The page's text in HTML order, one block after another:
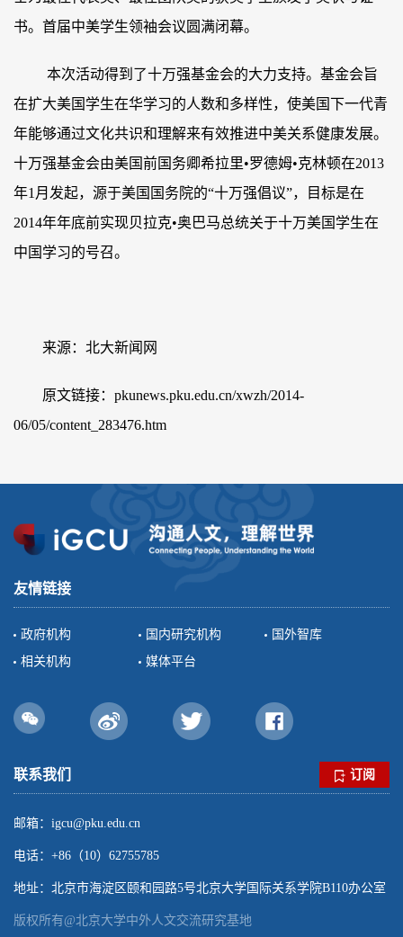
书。首届中美学生领袖会议圆满闭幕。
本次活动得到了十万强基金会的大力支持。基金会旨
在扩大美国学生在华学习的人数和多样性，使美国下一代青
年能够通过文化共识和理解来有效推进中美关系健康发展。
十万强基金会由美国前国务卿希拉里•罗德姆•克林顿在2013
年1月发起，源于美国国务院的“十万强倡议”，目标是在
2014年年底前实现贝拉克•奥巴马总统关于十万美国学生在
中国学习的号召。
来源：北大新闻网
原文链接：pkunews.pku.edu.cn/xwzh/2014-
06/05/content_283476.htm
友情链接
政府机构 国内研究机构
国外智库
相关机构
媒体平台
联系我们 订阅
邮箱：igcu@pku.edu.cn
电话：+86（10）62755785
地址：北京市海淀区颐和园路5号北京大学国际关系学院B110办公室
版权所有@北京大学中外人文交流研究基地